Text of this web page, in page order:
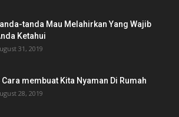
tanda Mau Melahirkan Yang Wajib
Ketahui
31, 2019
Cara membuat Kita Nyaman Di Rumah
28, 2019